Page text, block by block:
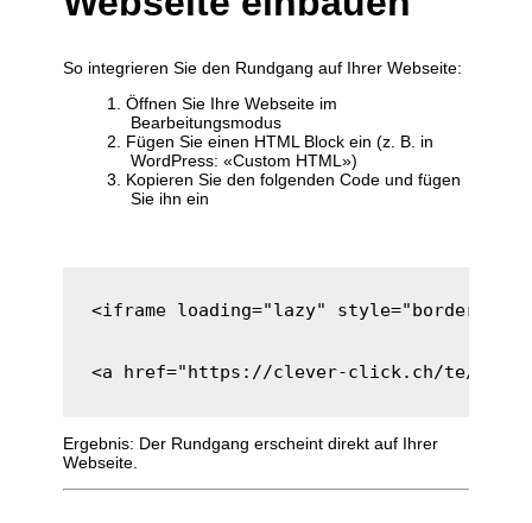
So integrieren Sie den Rundgang auf Ihrer Webseite:
Öffnen Sie Ihre Webseite im
Bearbeitungsmodus
Fügen Sie einen HTML Block ein (z. B. in
WordPress: «Custom HTML»)
Kopieren Sie den folgenden Code und fügen
Sie ihn ein
<iframe loading="lazy" style="border:
<a href="https://clever-click.ch/te/gt/
Ergebnis: Der Rundgang erscheint direkt auf Ihrer
Webseite.